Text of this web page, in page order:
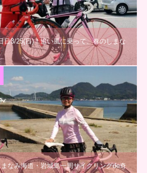
目3/25(日)！追い風に乗って、春のしまな
まなみ海道・岩城島一周サイクリングde奇